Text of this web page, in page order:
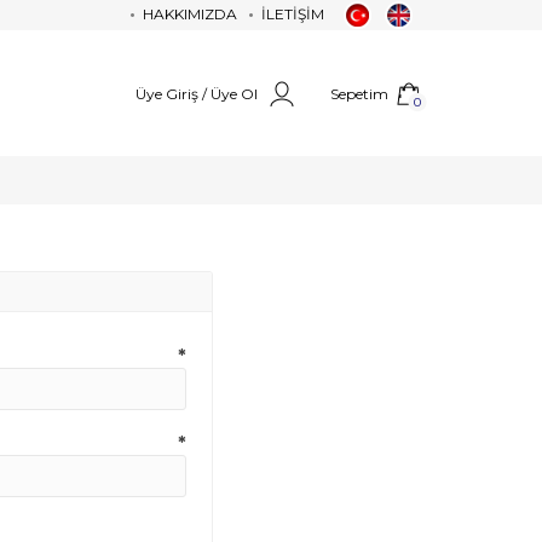
HAKKIMIZDA İLETİŞİM
Üye Giriş / Üye Ol Sepetim 0
*
*